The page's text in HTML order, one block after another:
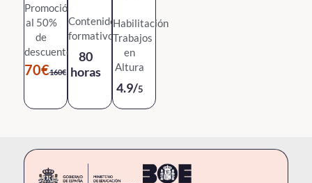
Promoción
al 50%
de
descuento
70€160€
Contenido
formativo
80
horas
Habilitación
Trabajos
en
Altura
4.9/5